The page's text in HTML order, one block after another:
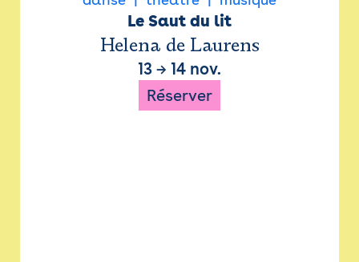
Le Saut du lit
Helena de Laurens
13 → 14 nov.
Réserver